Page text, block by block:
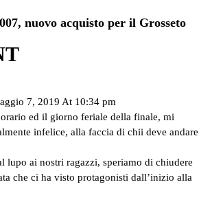
nuovo acquisto per il Grosseto
7, 2019 At 10:34 pm
ed il giorno feriale della finale, mi
infelice, alla faccia di chii deve andare
lupo ai nostri ragazzi, speriamo di chiudere
che ci ha visto protagonisti dall’inizio alla